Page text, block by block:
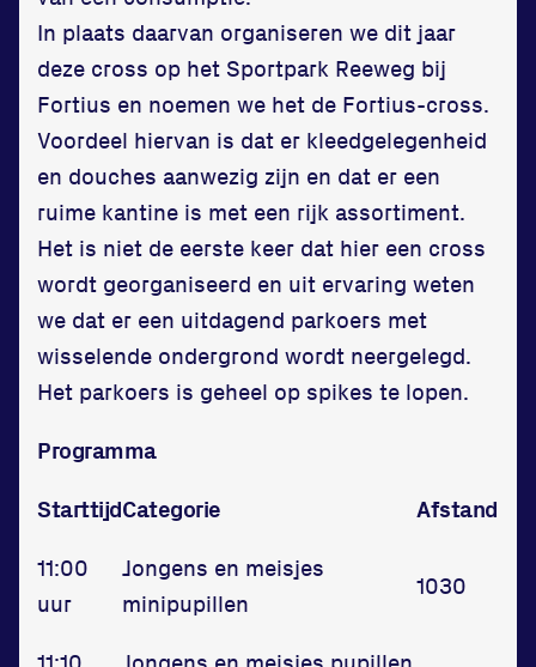
Atleten
Vereniging
Contact
Locatie
Sportpark Reeweg
Halmaheiraplein 35
Bekijk locatie
Informatie
In plaats daarvan organiseren we dit jaar
deze cross op het Sportpark Reeweg bij
Fortius en noemen we het de Fortius-cross.
Voordeel hiervan is dat er kleedgelegenheid
en douches aanwezig zijn en dat er een
ruime kantine is met een rijk assortiment.
Het is niet de eerste keer dat hier een cross
wordt georganiseerd en uit ervaring weten
we dat er een uitdagend parkoers met
wisselende ondergrond wordt neergelegd.
Het parkoers is geheel op spikes te lopen.
Programma
StarttijdCategorie
Afstand
11:00
uur
Jongens en meisjes
minipupillen
1030